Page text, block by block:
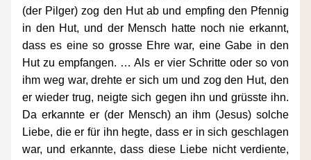
(der Pilger) zog den Hut ab und empfing den Pfennig
in den Hut, und der Mensch hatte noch nie erkannt,
dass es eine so grosse Ehre war, eine Gabe in den
Hut zu empfangen. … Als er vier Schritte oder so von
ihm weg war, drehte er sich um und zog den Hut, den
er wieder trug, neigte sich gegen ihn und grüsste ihn.
Da erkannte er (der Mensch) an ihm (Jesus) solche
Liebe, die er für ihn hegte, dass er in sich geschlagen
war, und erkannte, dass diese Liebe nicht verdiente,